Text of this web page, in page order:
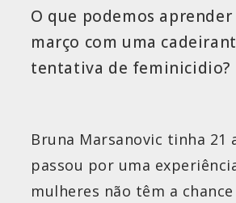
O que podemos aprender
março com uma
tentativa de feminicidio?
Bruna Marsanovic tinha 21
passou por uma
mulheres não têm a